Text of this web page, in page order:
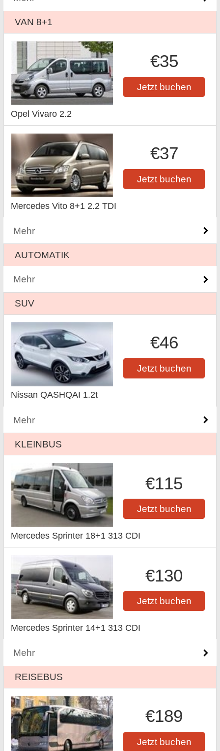
VAN 8+1
€35
Jetzt buchen
Opel Vivaro 2.2
€37
Jetzt buchen
Mercedes Vito 8+1 2.2 TDI
Mehr
AUTOMATIK
Mehr
SUV
€46
Jetzt buchen
Nissan QASHQAI 1.2t
Mehr
KLEINBUS
€115
Jetzt buchen
Mercedes Sprinter 18+1 313 CDI
€130
Jetzt buchen
Mercedes Sprinter 14+1 313 CDI
Mehr
REISEBUS
€189
Jetzt buchen